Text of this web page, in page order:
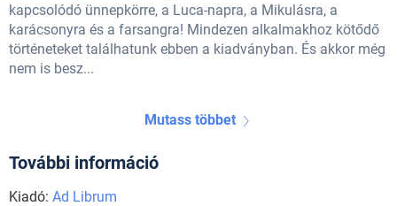
kapcsolódó ünnepkörre, a Luca-napra, a Mikulásra, a
karácsonyra és a farsangra! Mindezen alkalmakhoz kötődő
történeteket találhatunk ebben a kiadványban. És akkor még
nem is besz...
Mutass többet
További információ
Kiadó: Ad Librum